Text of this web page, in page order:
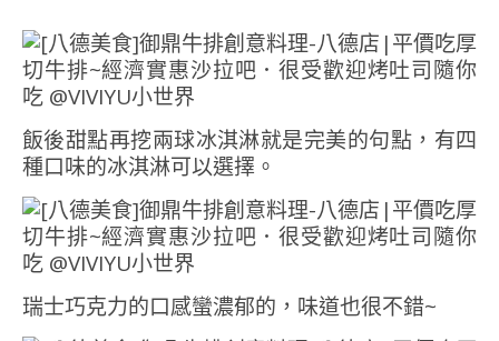
飯後甜點再挖兩球冰淇淋就是完美的句點，有四
種口味的冰淇淋可以選擇。
瑞士巧克力的口感蠻濃郁的，味道也很不錯~